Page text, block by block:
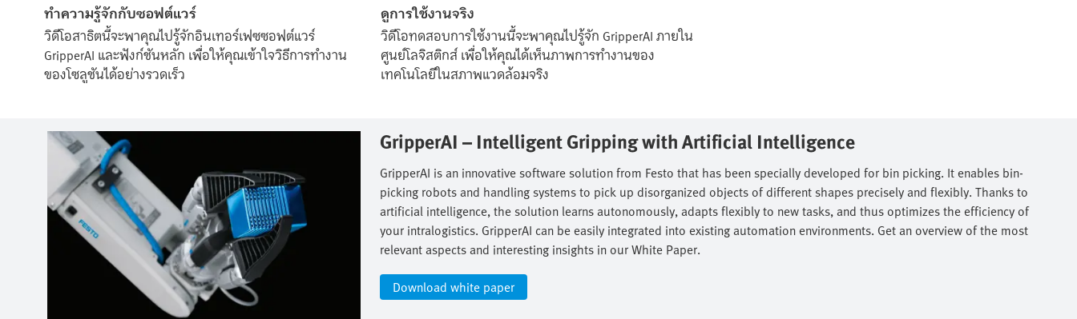
ทำความรู้จักกับซอฟต์แวร์
วิดีโอสาธิตนี้จะพาคุณไปรู้จักอินเทอร์เฟซซอฟต์แวร์
GripperAI และฟังก์ชันหลัก เพื่อให้คุณเข้าใจวิธีการทำงาน
ของโซลูชันได้อย่างรวดเร็ว
ดูการใช้งานจริง
วิดีโอทดสอบการใช้งานนี้จะพาคุณไปรู้จัก GripperAI ภายใน
ศูนย์โลจิสติกส์ เพื่อให้คุณได้เห็นภาพการทำงานของ
เทคโนโลยีในสภาพแวดล้อมจริง
GripperAI – Intelligent Gripping with Artificial Intelligence​
GripperAI is an innovative software solution from Festo that has been specially developed for bin picking. It enables bin-
picking robots and handling systems to pick up disorganized objects of different shapes precisely and flexibly. Thanks to
artificial intelligence, the solution learns autonomously, adapts flexibly to new tasks, and thus optimizes the efficiency of
your intralogistics. GripperAI can be easily integrated into existing automation environments. Get an overview of the most
relevant aspects and interesting insights in our White Paper.​
Download white paper